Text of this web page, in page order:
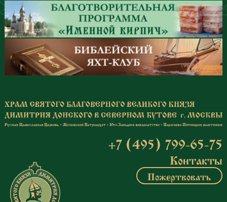
Перейти к основному содержанию
+7 (495) 799-65-75
Контакты
Пожертвовать